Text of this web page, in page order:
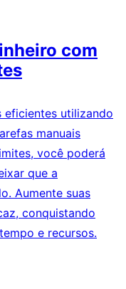
com
eficientes utilizando
manuais
você poderá
que a
Aumente suas
conquistando
e recursos.